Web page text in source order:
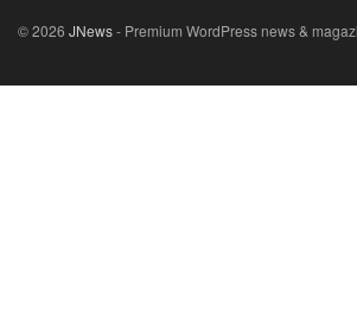
© 2026 JNews- Premium WordPress news &